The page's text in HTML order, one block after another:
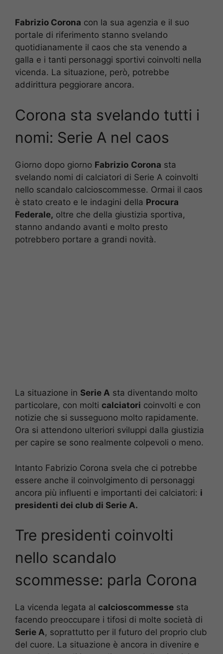
Fabrizio Corona con la sua agenzia e il suo
portale di riferimento stanno svelando
quotidianamente il caos che sta venendo a
galla e i tanti personaggi sportivi coinvolti nella
vicenda. La situazione, però, potrebbe
addirittura peggiorare ancora.
Corona sta svelando tutti i
nomi: Serie A nel caos
Giorno dopo giorno Fabrizio Corona sta
svelando nomi di calciatori di Serie A coinvolti
nello scandalo calcioscommesse. Ormai il caos
è stato creato e le indagini della Procura
Federale, oltre che della giustizia sportiva,
stanno andando avanti e molto presto
potrebbero portare a grandi novità.
La situazione in Serie A sta diventando molto
particolare, con molti calciatori coinvolti e con
notizie che si susseguono molto rapidamente.
Ora si attendono ulteriori sviluppi dalla giustizia
per capire se sono realmente colpevoli o meno.
Intanto Fabrizio Corona svela che ci potrebbe
essere anche il coinvolgimento di personaggi
ancora più influenti e importanti dei calciatori: i
presidenti dei club di Serie A.
Tre presidenti coinvolti
nello scandalo
scommesse: parla Corona
La vicenda legata al calcioscommesse sta
facendo preoccupare i tifosi di molte società di
Serie A, soprattutto per il futuro del proprio club
del cuore. La situazione è ancora in divenire e